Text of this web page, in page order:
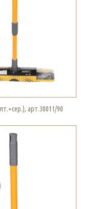
арт.30011/90